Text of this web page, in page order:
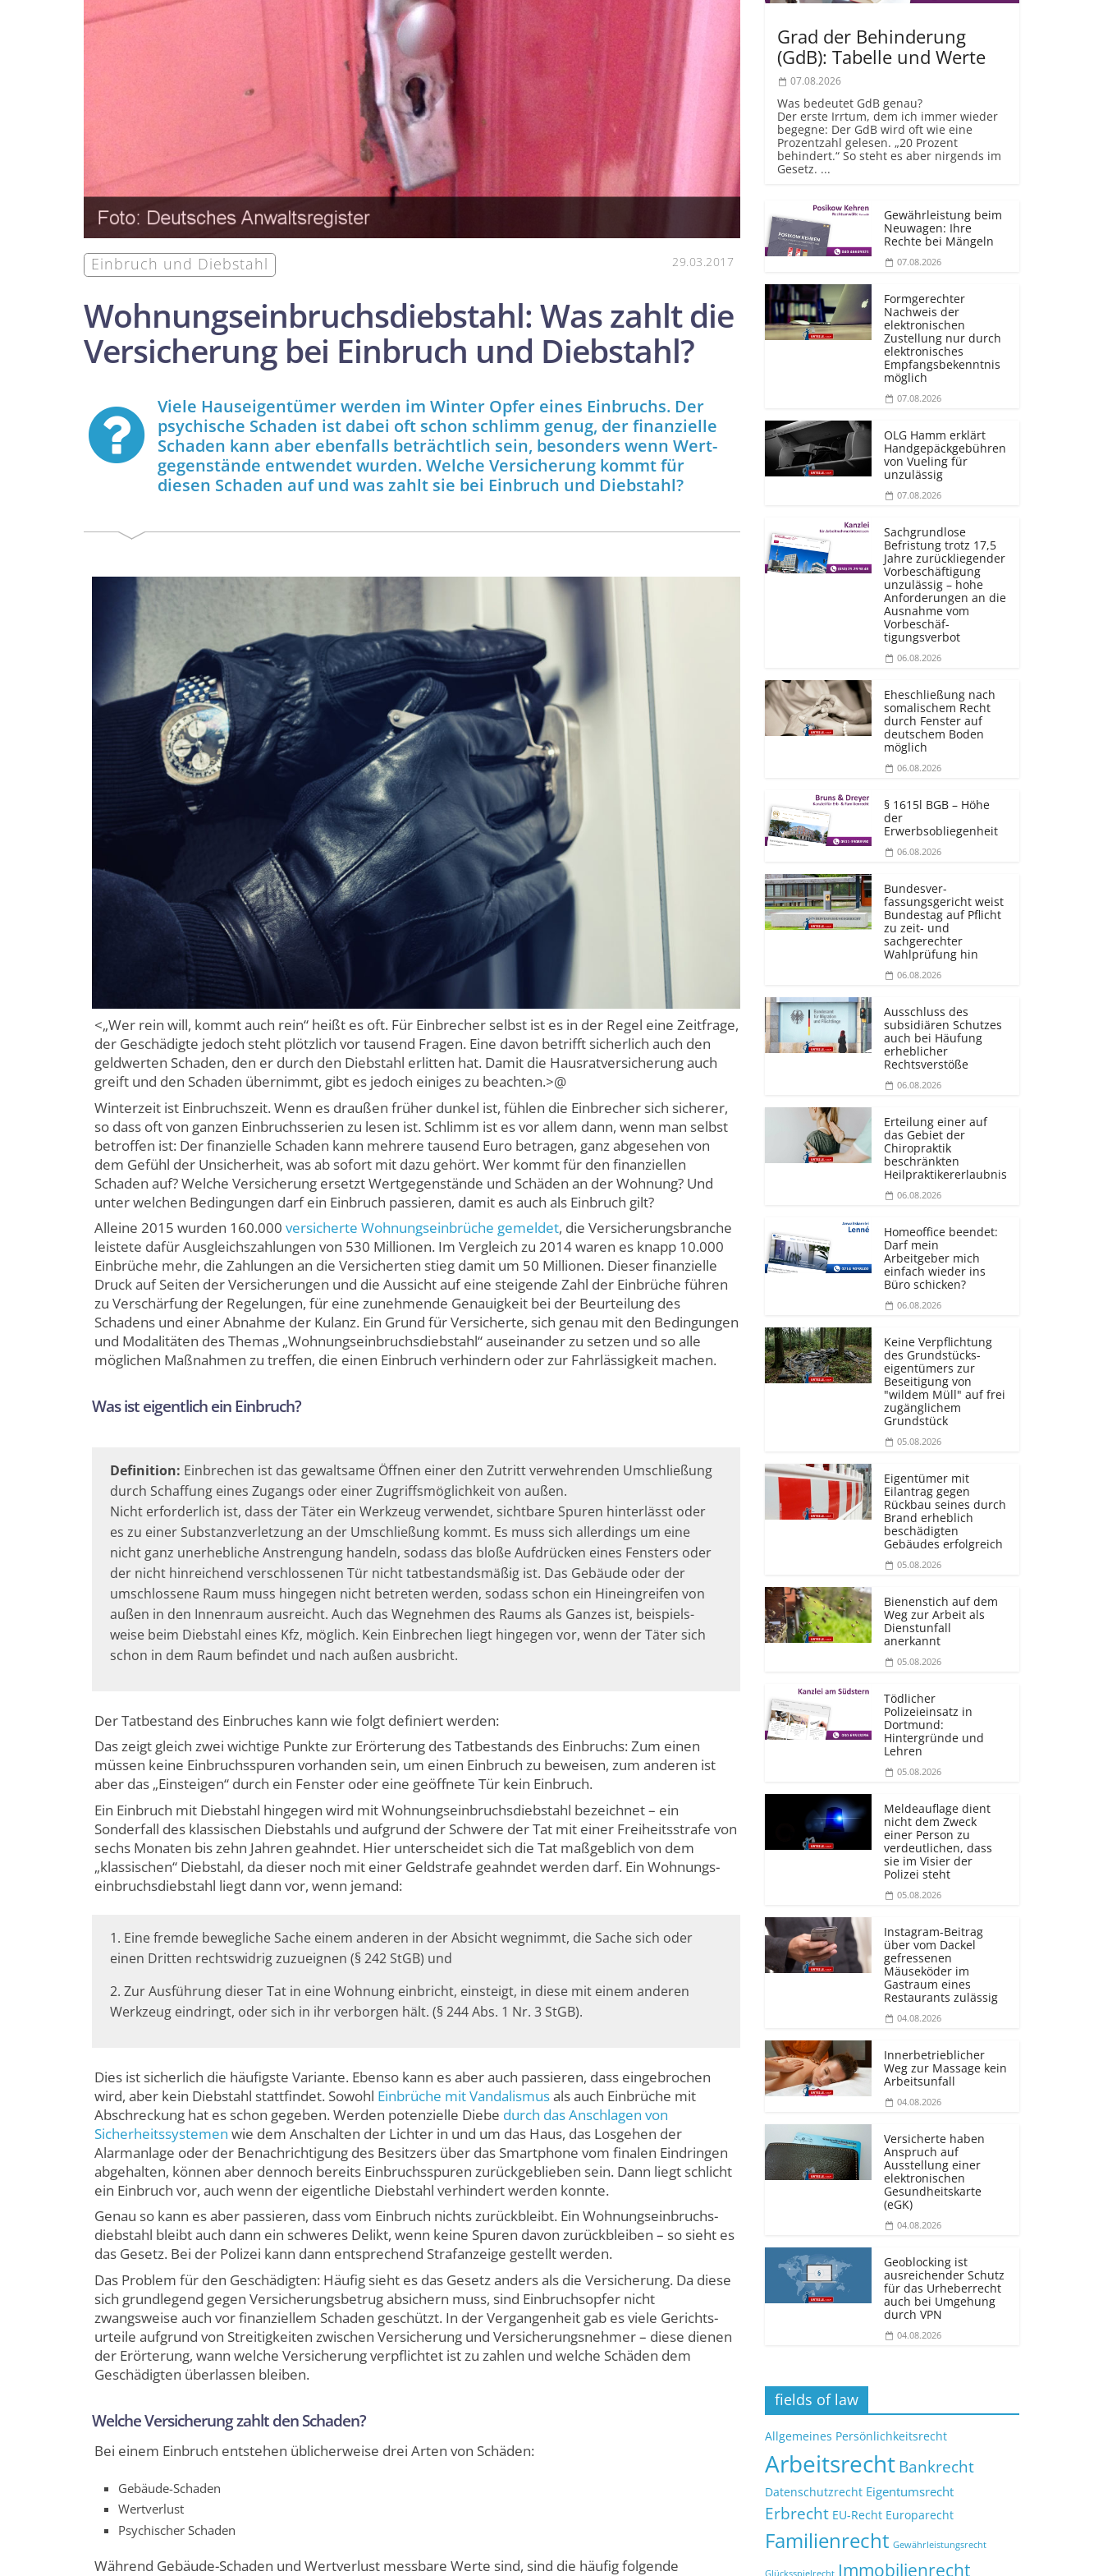
Einbruch und Diebstahl 29.03.2017
Wohnungs­einbruchs­diebstahl: Was zahlt die
Versicherung bei Einbruch und Diebstahl?
Viele Haus­eigentümer werden im Winter Opfer eines Einbruchs. Der
psychische Schaden ist dabei oft schon schlimm genug, der finanzielle
Schaden kann aber ebenfalls beträchtlich sein, besonders wenn Wert­
gegenstände entwendet wurden. Welche Versicherung kommt für
diesen Schaden auf und was zahlt sie bei Einbruch und Diebstahl?
<„Wer rein will, kommt auch rein“ heißt es oft. Für Einbrecher selbst ist es in der Regel eine Zeitfrage,
der Geschädigte jedoch steht plötzlich vor tausend Fragen. Eine davon betrifft sicherlich auch den
geldwerten Schaden, den er durch den Diebstahl erlitten hat. Damit die Hausratversicherung auch
greift und den Schaden übernimmt, gibt es jedoch einiges zu beachten.>@
Winterzeit ist Einbruchs­zeit. Wenn es draußen früher dunkel ist, fühlen die Einbrecher sich sicherer,
so dass oft von ganzen Einbruchs­serien zu lesen ist. Schlimm ist es vor allem dann, wenn man selbst
betroffen ist: Der finanzielle Schaden kann mehrere tausend Euro betragen, ganz abgesehen von
dem Gefühl der Unsicherheit, was ab sofort mit dazu gehört. Wer kommt für den finanziellen
Schaden auf? Welche Versicherung ersetzt Wert­gegenstände und Schäden an der Wohnung? Und
unter welchen Bedingungen darf ein Einbruch passieren, damit es auch als Einbruch gilt?
Alleine 2015 wurden 160.000 versicherte Wohnungseinbrüche gemeldet, die Versicherungs­branche
leistete dafür Ausgleichs­zahlungen von 530 Millionen. Im Vergleich zu 2014 waren es knapp 10.000
Einbrüche mehr, die Zahlungen an die Versicherten stieg damit um 50 Millionen. Dieser finanzielle
Druck auf Seiten der Versicherungen und die Aussicht auf eine steigende Zahl der Einbrüche führen
zu Verschärfung der Regelungen, für eine zunehmende Genauigkeit bei der Beurteilung des
Schadens und einer Abnahme der Kulanz. Ein Grund für Versicherte, sich genau mit den Bedingungen
und Modalitäten des Themas „Wohnungs­einbruchs­diebstahl“ auseinander zu setzen und so alle
möglichen Maßnahmen zu treffen, die einen Einbruch verhindern oder zur Fahrlässigk­eit machen.
Was ist eigentlich ein Einbruch?
Definition: Einbrechen ist das gewaltsame Öffnen einer den Zutritt verwehrenden Umschließung
durch Schaffung eines Zugangs oder einer Zugriffs­möglichkeit von außen.
Nicht erforderlich ist, dass der Täter ein Werkzeug verwendet, sichtbare Spuren hinterlässt oder
es zu einer Substanz­verletzung an der Umschließung kommt. Es muss sich allerdings um eine
nicht ganz unerhebliche Anstrengung handeln, sodass das bloße Aufdrücken eines Fensters oder
der nicht hinreichend ver­schlossenen Tür nicht tatbestandsmäßig ist. Das Gebäude oder der
umschlossene Raum muss hingegen nicht betreten werden, sodass schon ein Hinein­greifen von
außen in den Innenraum ausreicht. Auch das Wegnehmen des Raums als Ganzes ist, beispiels­
weise beim Diebstahl eines Kfz, möglich. Kein Einbrechen liegt hingegen vor, wenn der Täter sich
schon in dem Raum befindet und nach außen ausbricht.
Der Tatbestand des Einbruches kann wie folgt definiert werden:
Das zeigt gleich zwei wichtige Punkte zur Erörterung des Tatbestands des Einbruchs: Zum einen
müssen keine Einbruchs­spuren vorhanden sein, um einen Einbruch zu beweisen, zum anderen ist
aber das „Einsteigen“ durch ein Fenster oder eine geöffnete Tür kein Einbruch.
Ein Einbruch mit Diebstahl hingegen wird mit Wohnungs­einbruchs­diebstahl bezeichnet – ein
Sonderfall des klassischen Diebstahls und aufgrund der Schwere der Tat mit einer Freiheits­strafe von
sechs Monaten bis zehn Jahren geahndet. Hier unter­scheidet sich die Tat maßgeblich von dem
„klassischen“ Diebstahl, da dieser noch mit einer Geldstrafe geahndet werden darf. Ein Wohnungs­
einbruchs­diebstahl liegt dann vor, wenn jemand:
1. Eine fremde bewegliche Sache einem anderen in der Absicht wegnimmt, die Sache sich oder
einen Dritten rechts­widrig zuzueignen (§ 242 StGB) und
2. Zur Ausführung dieser Tat in eine Wohnung einbricht, einsteigt, in diese mit einem anderen
Werkzeug eindringt, oder sich in ihr verborgen hält. (§ 244 Abs. 1 Nr. 3 StGB).
Dies ist sicherlich die häufigste Variante. Ebenso kann es aber auch passieren, dass eingebrochen
wird, aber kein Diebstahl stattfindet. Sowohl Einbrüche mit Vandalismusals auch Einbrüche mit
Abschreckung hat es schon gegeben. Werden potenzielle Diebe durch das Anschlagen von
Sicherheitssystemen wie dem Anschalten der Lichter in und um das Haus, das Losgehen der
Alarmanlage oder der Benachrichtigung des Besitzers über das Smartphone vom finalen Eindringen
abgehalten, können aber dennoch bereits Einbruchs­spuren zurück­geblieben sein. Dann liegt schlicht
ein Einbruch vor, auch wenn der eigentliche Diebstahl verhindert werden konnte.
Genau so kann es aber passieren, dass vom Einbruch nichts zurückbleibt. Ein Wohnungs­einbruchs­
diebstahl bleibt auch dann ein schweres Delikt, wenn keine Spuren davon zurück­bleiben – so sieht es
das Gesetz. Bei der Polizei kann dann entsprechend Straf­anzeige gestellt werden.
Das Problem für den Geschädigten: Häufig sieht es das Gesetz anders als die Versicherung. Da diese
sich grundlegend gegen Versicherungs­betrug absichern muss, sind Einbruchs­opfer nicht
zwangsweise auch vor finanziellem Schaden geschützt. In der Vergangenheit gab es viele Gerichts­
urteile aufgrund von Streitig­keiten zwischen Versicherung und Versicherungs­nehmer – diese dienen
der Erörterung, wann welche Versicherung verpflichtet ist zu zahlen und welche Schäden dem
Geschädigten überlassen bleiben.
Welche Versicherung zahlt den Schaden?
Bei einem Einbruch entstehen üblicherweise drei Arten von Schäden:
Gebäude-Schaden
Wertverlust
Psychischer Schaden
Während Gebäude-Schaden und Wertverlust messbare Werte sind, sind die häufig folgende
Grad der Behinderung
(GdB): Tabelle und Werte
07.08.2026
Was bedeutet GdB genau?
Der erste Irrtum, dem ich immer wieder
begegne: Der GdB wird oft wie eine
Prozentzahl gelesen. „20 Prozent
behindert.“ So steht es aber nirgends im
Gesetz. ...
Gewährleistung beim
Neuwagen: Ihre
Rechte bei Mängeln
07.08.2026
Formgerechter
Nachweis der
elektronischen
Zustellung nur durch
elektronisches
Empfangsbekenntnis
möglich
07.08.2026
OLG Hamm erklärt
Handgepäckgebühren
von Vueling für
unzulässig
07.08.2026
Sachgrundlose
Befristung trotz 17,5
Jahre zurückliegender
Vorbeschäftigung
unzulässig – hohe
Anforderungen an die
Ausnahme vom
Vorbeschäf­
tigungsverbot
06.08.2026
Eheschließung nach
somalischem Recht
durch Fenster auf
deutschem Boden
möglich
06.08.2026
§ 1615l BGB – Höhe
der
Erwerbsobliegenheit
06.08.2026
Bundesver­
fassungsgericht weist
Bundestag auf Pflicht
zu zeit- und
sachgerechter
Wahlprüfung hin
06.08.2026
Ausschluss des
subsidiären Schutzes
auch bei Häufung
erheblicher
Rechtsverstöße
06.08.2026
Erteilung einer auf
das Gebiet der
Chiropraktik
beschränkten
Heilprakti­kererlaubnis
06.08.2026
Homeoffice beendet:
Darf mein
Arbeitgeber mich
einfach wieder ins
Büro schicken?
06.08.2026
Keine Verpflichtung
des Grundstücks­
eigentümers zur
Beseitigung von
"wildem Müll" auf frei
zugänglichem
Grundstück
05.08.2026
Eigentümer mit
Eilantrag gegen
Rückbau seines durch
Brand erheblich
beschädigten
Gebäudes erfolgreich
05.08.2026
Bienenstich auf dem
Weg zur Arbeit als
Dienstunfall
anerkannt
05.08.2026
Tödlicher
Polizeieinsatz in
Dortmund:
Hintergründe und
Lehren
05.08.2026
Meldeauflage dient
nicht dem Zweck
einer Person zu
verdeutlichen, dass
sie im Visier der
Polizei steht
05.08.2026
Instagram-Beitrag
über vom Dackel
gefressenen
Mäuseköder im
Gastraum eines
Restaurants zulässig
04.08.2026
Innerbetrieblicher
Weg zur Massage kein
Arbeitsunfall
04.08.2026
Versicherte haben
Anspruch auf
Ausstellung einer
elektronischen
Gesundheitskarte
(eGK)
04.08.2026
Geoblocking ist
ausreichender Schutz
für das Urheberrecht
auch bei Umgehung
durch VPN
04.08.2026
fields of law
Allgemeines Persönlichkeitsrecht
ArbeitsrechtBankrecht
Datenschutzrecht Eigentumsrecht
Erbrecht EU-Recht Europarecht
Familienrecht Gewährleistungsrecht
Glücksspielrecht Immobilienrecht